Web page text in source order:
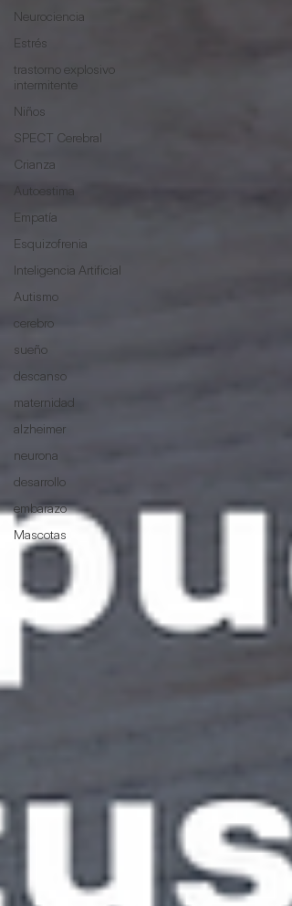
Neurociencia
Estrés
trastorno explosivo
intermitente
Niños
SPECT Cerebral
Crianza
Autoestima
Empatía
Esquizofrenia
Inteligencia Artificial
Autismo
cerebro
sueño
descanso
maternidad
alzheimer
neurona
desarrollo
embarazo
Mascotas